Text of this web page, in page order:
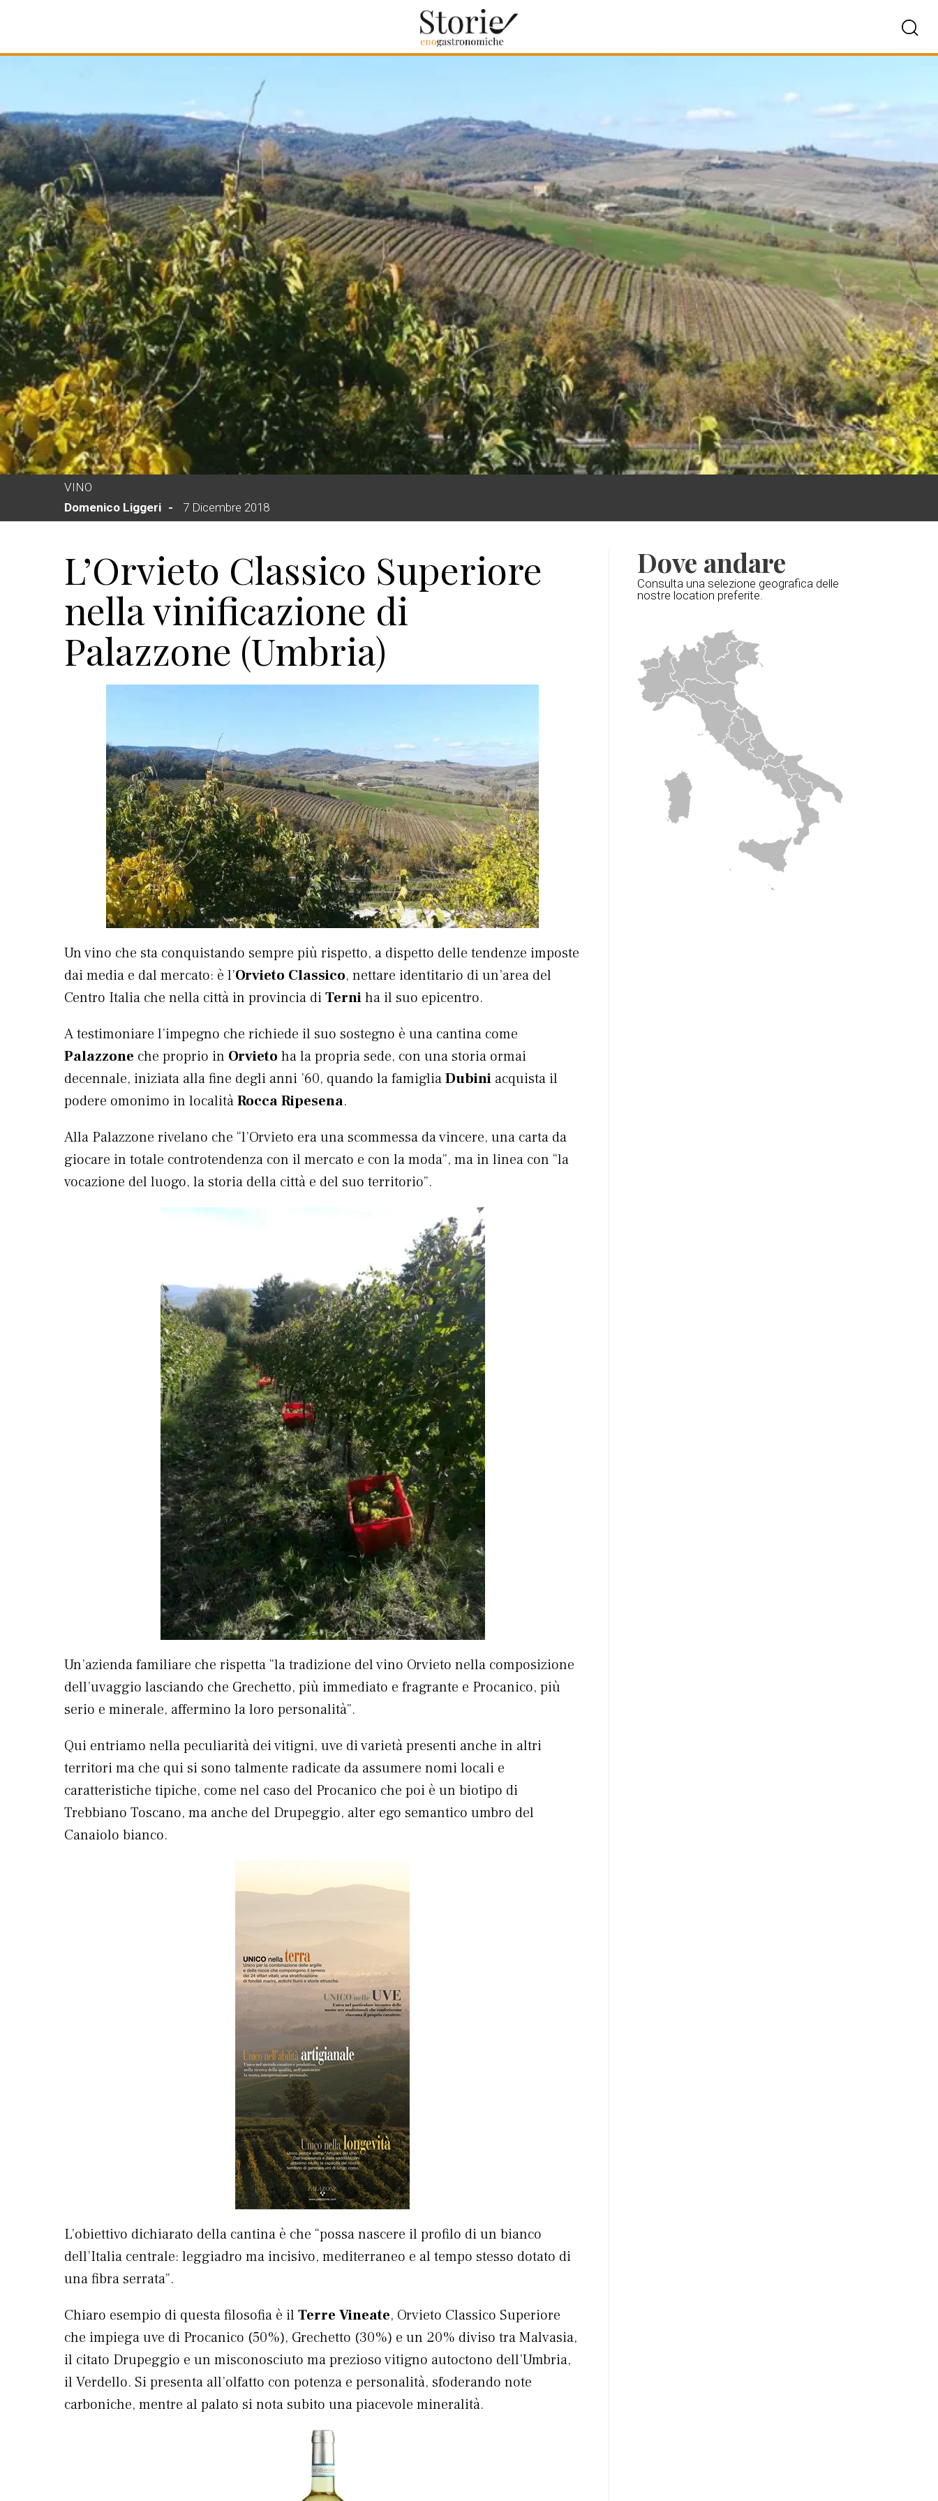
VINO
Domenico Liggeri
7 Dicembre 2018
L’Orvieto Classico Superiore
nella vinificazione di
Palazzone (Umbria)
Un vino che sta conquistando sempre più rispetto, a dispetto delle tendenze imposte
dai media e dal mercato: è l’Orvieto Classico, nettare identitario di un’area del
Centro Italia che nella città in provincia diTerniha il suo epicentro.
A testimoniare l’impegno che richiede il suo sostegno è una cantina come
Palazzone che proprio in Orvieto ha la propria sede, con una storia ormai
decennale, iniziata alla fine degli anni ’60, quando la famigliaDubini acquista il
podere omonimo in localitàRocca Ripesena.
Alla Palazzone rivelano che “l’Orvieto era una scommessa da vincere, una carta da
giocare in totale controtendenza con il mercato e con la moda”, ma in linea con “la
vocazione del luogo, la storia della città e del suo territorio”.
Un’azienda familiare che rispetta “la tradizione del vino Orvieto nella composizione
dell’uvaggio lasciando che Grechetto, più immediato e fragrante e Procanico, più
serio e minerale, affermino la loro personalità”.
Qui entriamo nella peculiarità dei vitigni, uve di varietà presenti anche in altri
territori ma che qui si sono talmente radicate da assumere nomi locali e
caratteristiche tipiche, come nel caso del Procanico che poi è un biotipo di
Trebbiano Toscano, ma anche del Drupeggio, alter ego semantico umbro del
Canaiolo bianco.
L’obiettivo dichiarato della cantina è che “possa nascere il profilo di un bianco
dell’Italia centrale: leggiadro ma incisivo, mediterraneo e al tempo stesso dotato di
una fibra serrata”.
Chiaro esempio di questa filosofia è il Terre Vineate, Orvieto Classico Superiore
che impiega uve di Procanico (50%), Grechetto (30%) e un 20% diviso tra Malvasia,
il citato Drupeggio e un misconosciuto ma prezioso vitigno autoctono dell’Umbria,
il Verdello. Si presenta all’olfatto con potenza e personalità, sfoderando note
carboniche, mentre al palato si nota subito una piacevole mineralità.
Dove andare
Consulta una selezione geografica delle
nostre location preferite.